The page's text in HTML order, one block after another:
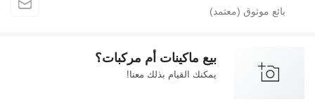
بيع ماكينات أم مركبات؟
يمكنك القيام بذلك معنا!